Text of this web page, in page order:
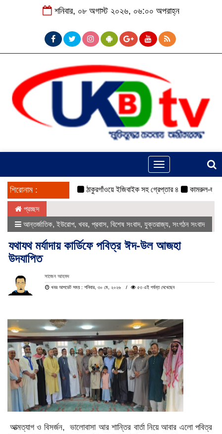
শনিবার, ০৮ অগাস্ট ২০২৬, ০৬:০০ অপরাহ্ন
Toggle
navigation
শিরোনাম : ঠাকুরগাঁওয়ে ইজিবাইক সহ গ্রেপ্তার ৪ কামরুল-জসিম
প্রচ্ছদ
আন্তর্জাতিক, ইউরোপ, খবর, প্রবাস, বিশেষ সংবাদ, যুক্তরাজ্য, সংগঠন সংবাদ
যথাযথ মর্যাদায় কার্ডিফে পবিত্র ঈদ-উল আজহা
উদযাপিত
সাজেন আহমদ
খবর আপডেট সময় : শনিবার, ৩০ মে, ২০২৬ ৫৩ এই পর্যন্ত দেখেছেন
আত্মত্যাগ ও বিসর্জন, ভালোবাসা আর শান্তির বার্তা নিয়ে আবার এলো পবিত্র